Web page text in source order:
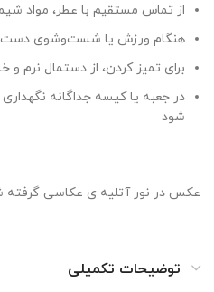
از تماس مستقیم با عطر، مواد
هنگام ورزش یا شست‌وشوی
برای تمیز کردن، از دستمال نرم
در جعبه یا کیسه جداگانه
شود
عکس در نور آتلیه ی عکاسی
توضیحات تکمیلی